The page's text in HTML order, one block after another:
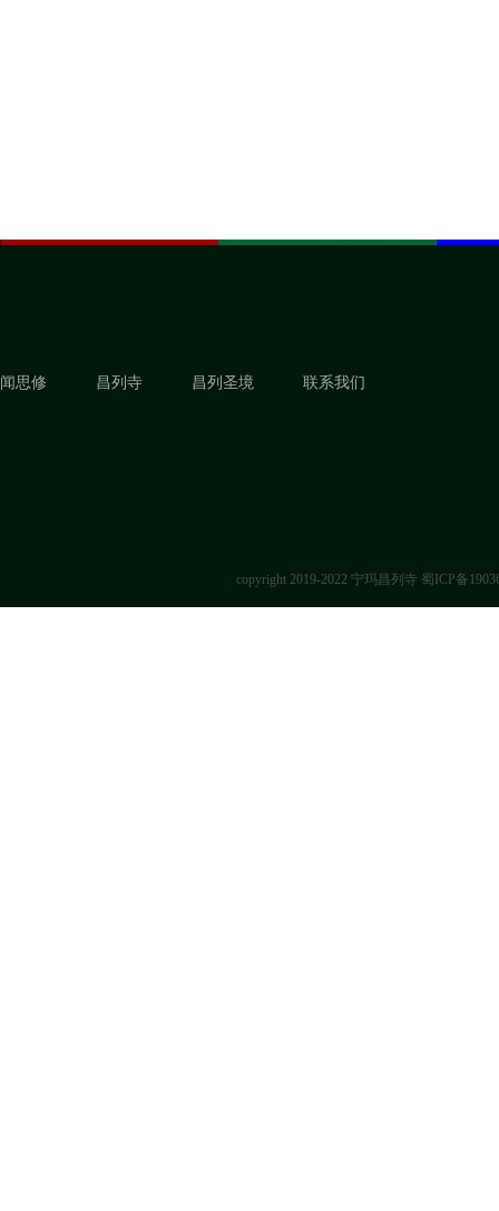
闻思修 昌列寺 昌列圣境 联系我们
copyright 2019-2022 宁玛昌列寺 蜀ICP备